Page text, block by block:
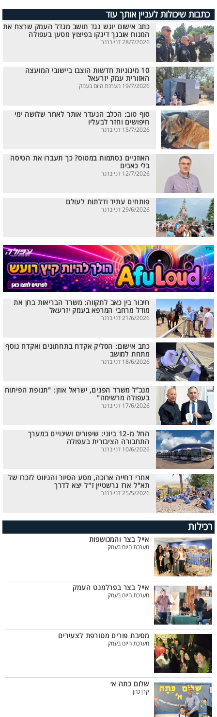
כתבות שיכולות לעניין אותך עוד
כתב אישום יוגש נגד תושב מגדל העמק שרצח את
המנוח אובנך דינקו בפיצוץ מטען בעפולה
28/7/2026 דני ברנר
10 מיגוניות חדשות הוצבו ביישובי המועצה
האזורית עמק יזרעאל
19/7/2026 מערכת היום בעמק
סוף טוב: הכלב הנעדר אותר לאחר שלושה ימי
חיפושים וחזר לבעליו
15/7/2026 דני ברנר
האוזניים נסתמות במטוס? כך תעברו את הטיסה
בלי כאבים
12/7/2026 דני ברנר
פותחים עתיד ודלתות לעולם
29/6/2026 דני ברנר
חיבור בין כאב לתקווה: משרד הבריאות בחן את
מודל מרחבי המרפא בעמק יזרעאל
21/6/2026 דני ברנר
כתב אישום: הסליק אקדח בתחתונים ואקדח נוסף
מתחת למושב
18/6/2026 דני ברנר
מנכ”ל משרד הפנים, ישראל אוזן: "תנופת הפיתוח
בעפולה מרשימה"
17/6/2026 דני ברנר
החל מ-12 ביוני: שיפורים ושינויים במערך
התחבורה הציבורית בעפולה
10/6/2026 דני ברנר
אחרי דחייה ארוכה, מסע הסיור והניווט לזכרו של
תא"ל ארז גרשטיין ז"ל יצא לדרך
25/5/2026 דני ברנר
רכילות
אייל בצר והמכושפות
מערכת היום בעמק
אייל בצר בפרלמנט העמק
מערכת היום בעמק
מסיבת פורים מטורפת לצעירים
מערכת היום בעמק
שלום כתה א׳
קרן כהן